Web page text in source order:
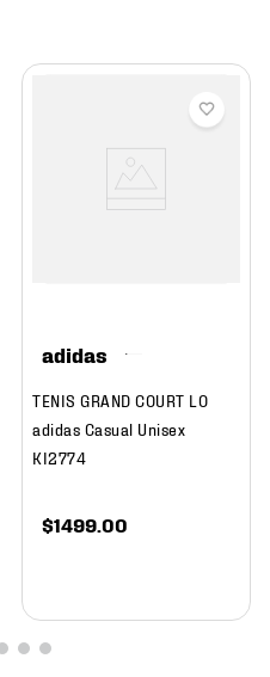
adidas
TENIS GRAND COURT LO
adidas Casual Unisex
KI2774
$1499.00